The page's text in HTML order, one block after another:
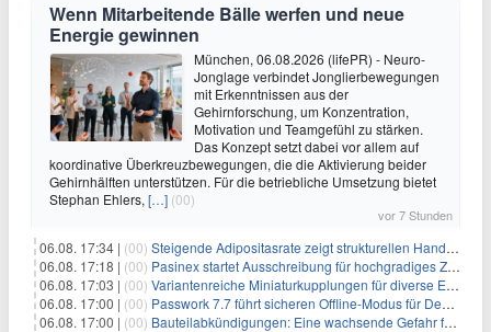
Wenn Mitarbeitende Bälle werfen und neue
Energie gewinnen
München, 06.08.2026 (lifePR) - Neuro-
Jonglage verbindet Jonglierbewegungen
mit Erkenntnissen aus der
Gehirnforschung, um Konzentration,
Motivation und Teamgefühl zu stärken.
Das Konzept setzt dabei vor allem auf
koordinative Überkreuzbewegungen, die die Aktivierung beider
Gehirnhälften unterstützen. Für die betriebliche Umsetzung bietet
Stephan Ehlers, […] (00)
vor 7 Stunden
06.08. 17:34 | (00) Steigende Adipositasrate zeigt strukturellen Handlungsbedarf bei der Ernährung schulpflichtiger Kinder
06.08. 17:18 | (00) Pasinex startet Ausschreibung für hochgradiges Zinksulfidkonzentrat mit Germanium- und Silbergehalten und stellt ein Betriebsupdate bereit
06.08. 17:03 | (00) Variantenreiche Miniaturkupplungen für diverse Einsatzbereiche
06.08. 17:00 | (00) Passwork 7.7 führt sicheren Offline-Modus für Desktop- und Mobile-Apps ein
06.08. 17:00 | (00) Bauteilabkündigungen: Eine wachsende Gefahr für industrielle Elektroniksysteme